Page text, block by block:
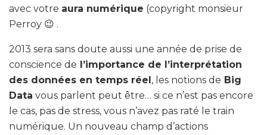
avec votre aura numérique (copyright monsieur
Perroy 😉 .
2013 sera sans doute aussi une année de prise de
conscience de l’importance de l’interprétation
des données en temps réel, les notions de Big
Data vous parlent peut être… si ce n’est pas encore
le cas, pas de stress, vous n’avez pas raté le train
numérique. Un nouveau champ d’actions